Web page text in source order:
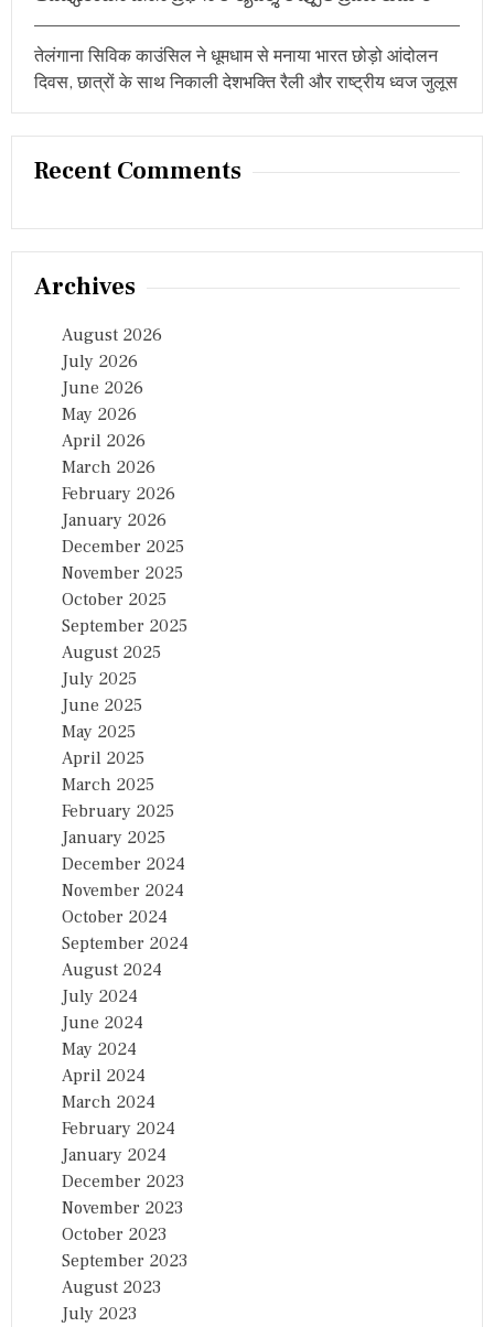
तेलंगाना सिविक काउंसिल ने धूमधाम से मनाया भारत छोड़ो आंदोलन
दिवस, छात्रों के साथ निकाली देशभक्ति रैली और राष्ट्रीय ध्वज जुलूस
Recent Comments
Archives
August 2026
July 2026
June 2026
May 2026
April 2026
March 2026
February 2026
January 2026
December 2025
November 2025
October 2025
September 2025
August 2025
July 2025
June 2025
May 2025
April 2025
March 2025
February 2025
January 2025
December 2024
November 2024
October 2024
September 2024
August 2024
July 2024
June 2024
May 2024
April 2024
March 2024
February 2024
January 2024
December 2023
November 2023
October 2023
September 2023
August 2023
July 2023